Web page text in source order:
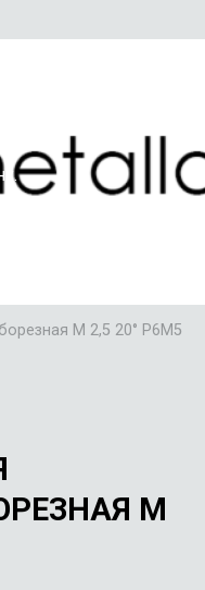
М 2,5 20° Р6М5
М